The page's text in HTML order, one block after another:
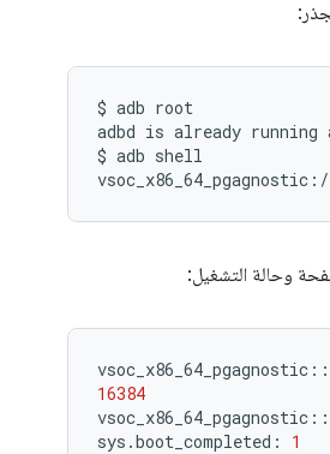
$ adb root
adbd is already running
$ adb shell
vsoc_x86_64_pgagnostic:/
وحالة التشغيل:
16384
sys.boot_completed:
1